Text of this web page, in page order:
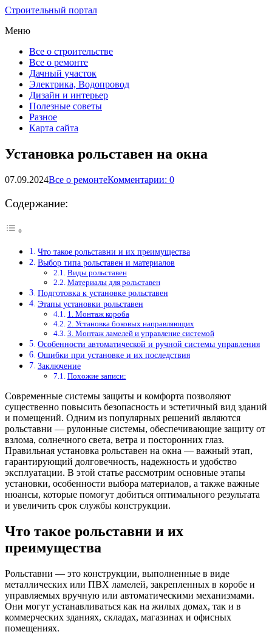
Строительный портал
Меню
Все о строительстве
Все о ремонте
Дачный участок
Электрика, Водопровод
Дизайн и интерьер
Полезные советы
Разное
Карта сайта
Установка рольставен на окна
07.09.2024Все о ремонтеКомментарии: 0
Содержание:
Что такое рольставни и их преимущества
Выбор типа рольставен и материалов
Виды рольставен
Материалы для рольставен
Подготовка к установке рольставен
Этапы установки рольставен
1. Монтаж короба
2. Установка боковых направляющих
3. Монтаж ламелей и управление системой
Особенности автоматической и ручной системы управления
Ошибки при установке и их последствия
Заключение
Похожие записи:
Современные системы защиты и комфорта позволяют
существенно повысить безопасность и эстетичный вид зданий
и помещений. Одним из популярных решений являются
рольставни — рулонные системы, обеспечивающие защиту от
взлома, солнечного света, ветра и посторонних глаз.
Правильная установка рольставен на окна — важный этап,
гарантирующий долговечность, надежность и удобство
эксплуатации. В этой статье рассмотрим основные этапы
установки, особенности выбора материалов, а также важные
нюансы, которые помогут добиться оптимального результата
и увеличить срок службы конструкции.
Что такое рольставни и их
преимущества
Рольставни — это конструкции, выполненные в виде
металлических или ПВХ ламелей, закрепленных в коробе и
управляемых вручную или автоматическими механизмами.
Они могут устанавливаться как на жилых домах, так и в
коммерческих зданиях, складах, магазинах и офисных
помещениях.